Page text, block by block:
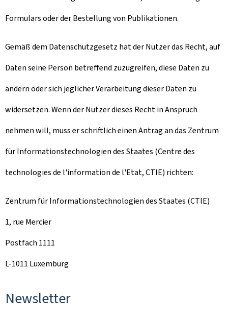
Formulars oder der Bestellung von Publikationen.
Gemäß dem Datenschutzgesetz hat der Nutzer das Recht, auf
Daten seine Person betreffend zuzugreifen, diese Daten zu
ändern oder sich jeglicher Verarbeitung dieser Daten zu
widersetzen. Wenn der Nutzer dieses Recht in Anspruch
nehmen will, muss er schriftlich einen Antrag an das Zentrum
für Informationstechnologien des Staates (Centre des
technologies de l'information de l'Etat, CTIE) richten:
Zentrum für Informationstechnologien des Staates (CTIE)
1, rue Mercier
Postfach 1111
L-1011 Luxemburg
Newsletter